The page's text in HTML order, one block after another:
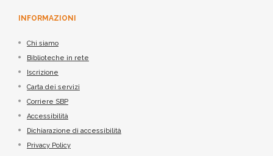
INFORMAZIONI
Chi siamo
Biblioteche in rete
Iscrizione
Carta dei servizi
Corriere SBP
Accessibilità
Dichiarazione di accessibilità
Privacy Policy